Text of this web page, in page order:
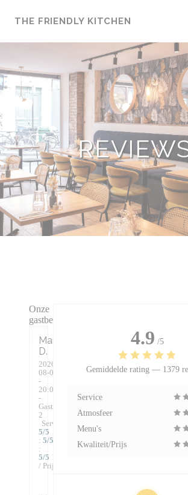
THE FRIENDLY KITCHEN
Onze
gastbeoordelingen
Mark
D
2026-
08-06
-
20:00
-
Gasten
2
Service
5/5 Atmosfeer
: 5/5
Keuken
:
5/5
/ Prijs
4.9 /5
Gemiddelde rating — 1379
Service
Atmosfeer
Menu's
Kwaliteit/Prijs